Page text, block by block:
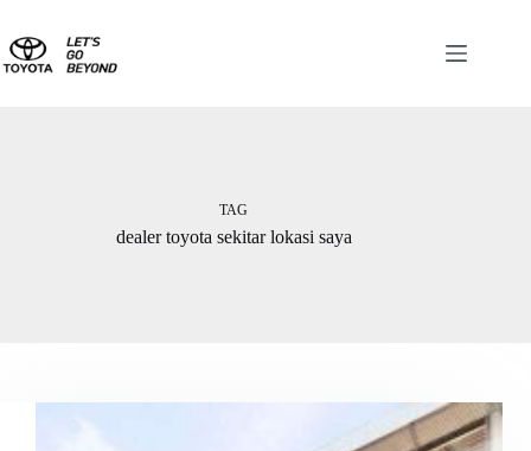
TAG
dealer toyota sekitar lokasi saya